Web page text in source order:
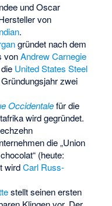
und Oscar
von
.
gründet nach dem
vonAndrew Carnegie
die United States Steel
zwei
Occidentalefür die
wird gegründet.
die „Union
(heute:
wirdCarl Russ-
stellt seinen ersten